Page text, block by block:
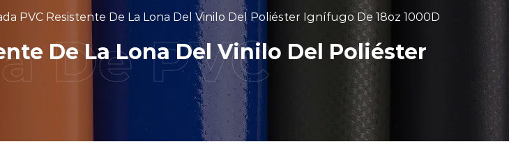
PVC Resistente De La Lona Del Vinilo Del Poliéster Ignífugo De 18oz 1000D
De La Lona Del Vinilo Del Poliéster